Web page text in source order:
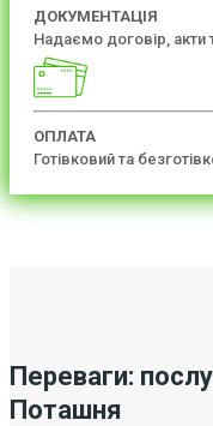
ДОКУМЕНТАЦІЯ
Надаємо договір, акти
ОПЛАТА
Готівковий та
Переваги:
Поташня